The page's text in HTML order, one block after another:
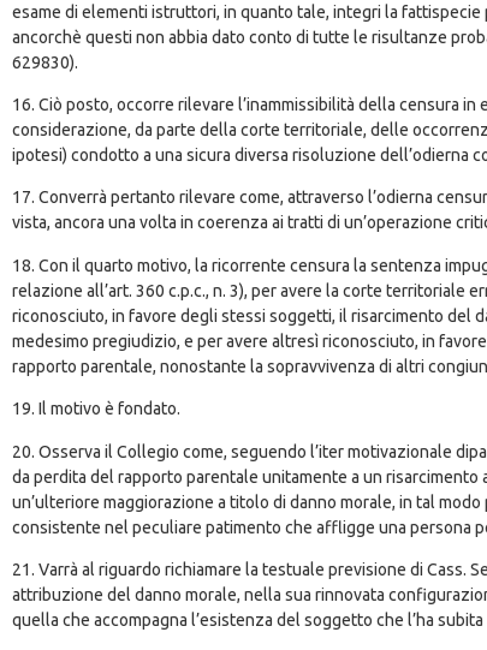
esame di elementi istruttori, in quanto tale, integri la
ancorchè questi non abbia dato conto di tutte le risultanze
629830).
16. Ciò posto, occorre rilevare l’inammissibilità della censura
considerazione, da parte della corte territoriale, delle
ipotesi) condotto a una sicura diversa risoluzione dell’odierna
17. Converrà pertanto rilevare come, attraverso l’odierna
vista, ancora una volta in coerenza ai tratti di un’operazione
18. Con il quarto motivo, la ricorrente censura la sentenza
relazione all’art. 360 c.p.c., n. 3), per avere la corte territoriale
riconosciuto, in favore degli stessi soggetti, il risarcimento del
medesimo pregiudizio, e per avere altresì riconosciuto, in
rapporto parentale, nonostante la sopravvivenza di altri
19. Il motivo è fondato.
20. Osserva il Collegio come, seguendo l’iter motivazionale
da perdita del rapporto parentale unitamente a un
un’ulteriore maggiorazione a titolo di danno morale, in tal
consistente nel peculiare patimento che affligge una persona
21. Varrà al riguardo richiamare la testuale previsione di Cass.
attribuzione del danno morale, nella sua rinnovata
quella che accompagna l’esistenza del soggetto che l’ha